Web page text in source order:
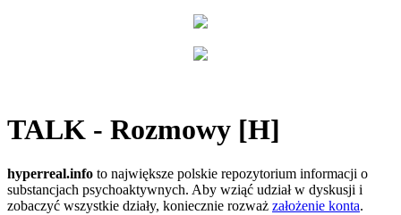
TALK - Rozmowy [H]
hyperreal.info to największe polskie repozytorium informacji o
substancjach psychoaktywnych. Aby wziąć udział w dyskusji i
zobaczyć wszystkie działy, koniecznie rozważ założenie konta.